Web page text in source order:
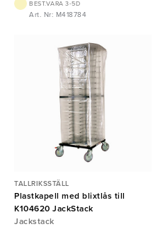
BEST.VARA 3-5D
Art. Nr: M418784
TALLRIKSSTÄLL
Plastkapell med blixtlås till
K104620 JackStack
Jackstack